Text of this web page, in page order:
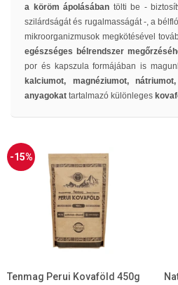
a köröm ápolásában tölti be -
szilárdságát és rugalmasságát -, a
mikroorganizmusok megkötésével
egészséges bélrendszer
por és kapszula formájában is
kalciumot, magnéziumot,
anyagokat tartalmazó különleges
-15%
Tenmag Perui Kovaföld 450g